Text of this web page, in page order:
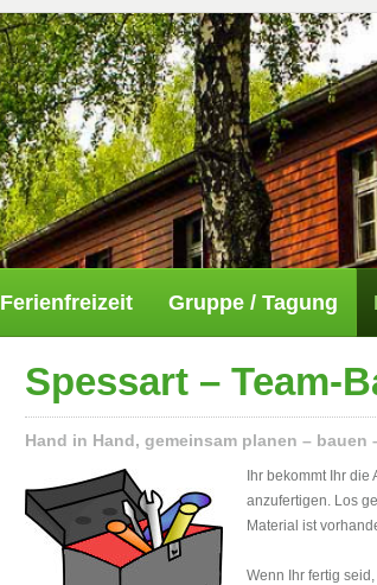
Ferienfreizeit Gruppe / Tagung
Spessart – Team-
Hand in Hand, gemeinsam planen – bauen
Ihr bekommt Ihr
anzufertigen. Los
Material ist
Wenn Ihr fertig